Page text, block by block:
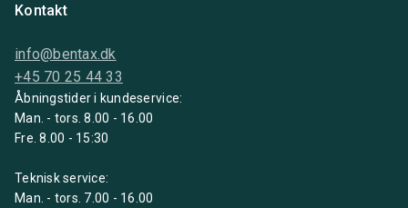
Kontakt
info@bentax.dk
+45 70 25 44 33
Åbningstider i kundeservice:
Man. - tors. 8.00 - 16.00
Fre. 8.00 - 15:30
Teknisk service:
Man. - tors. 7.00 - 16.00